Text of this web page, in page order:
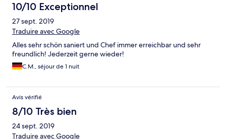
10/10 Exceptionnel
27 sept. 2019
Traduire avec Google
Alles sehr schön saniert und Chef immer erreichbar und sehr
freundlich! Jederzeit gerne wieder!
C.M., séjour de 1 nuit
Avis vérifié
8/10 Très bien
24 sept. 2019
Traduire avec Google